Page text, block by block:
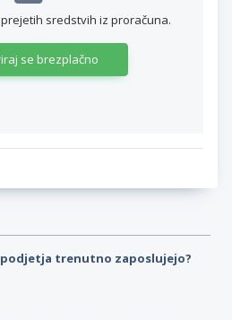
sredstvih iz proračuna.
se brezplačno
trenutno zaposlujejo?